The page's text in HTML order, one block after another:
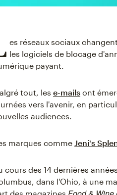
es réseaux sociaux
les logiciels de blocage
payant.
tout, les e-mails ont
vers l'avenir, en
audiences.
marques comme Jeni's
cours des 14 dernières
dans l'Ohio, à une